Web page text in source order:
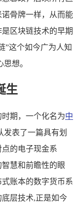
骨牌一样，从而能
区块链技术的早期
”这个如今广为人知
想。
生
期，一个化名为中
发表了一篇具有划
的电子现金系
慧和前瞻性的眼
账本的数字货币系
层技术,正是如今